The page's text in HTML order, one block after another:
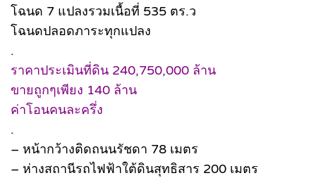
โฉนด 7 แปลงรวมเนื้อที่ 535 ตร.ว
โฉนดปลอดภาระทุกแปลง
.
ราคาประเมินที่ดิน 240,750,000 ล้าน
ขายถูกๆเพียง 140 ล้าน
ค่าโอนคนละครึ่ง
.
– หน้ากว้างติดถนนรัชดา 78 เมตร
– ห่างสถานีรถไฟฟ้าใต้ดินสุทธิสาร 200 เมตร